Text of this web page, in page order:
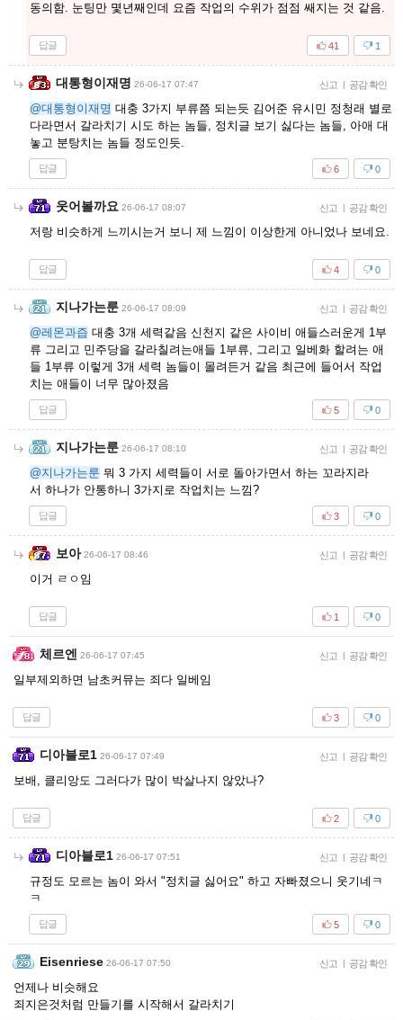
동의함. 눈팅만 몇년째인데 요즘 작업의 수위가 점점 쌔지는 것 같음.
답글 1
41
대통형이재명 26-06-17 07:47 신고 공감 확인
@대통형이재명 대충 3가지 부류쯤 되는듯 김어준 유시민 정청래 별로
다라면서 갈라치기 시도 하는 놈들, 정치글 보기 싫다는 놈들, 아애 대
놓고 분탕치는 놈들 정도인듯.
답글 0
6
웃어볼까요 26-06-17 08:07 신고 공감 확인
저랑 비슷하게 느끼시는거 보니 제 느낌이 이상한게 아니었나 보네요.
답글 0
4
지나가는룬 26-06-17 08:09 신고 공감 확인
@레몬과즙 대충 3개 세력같음 신천지 같은 사이비 애들스러운게 1부
류 그리고 민주당을 갈라칠려는애들 1부류, 그리고 일베화 할려는 애
들 1부류 이렇게 3개 세력 놈들이 몰려든거 같음 최근에 들어서 작업
치는 애들이 너무 많아졌음
답글 0
5
지나가는룬 26-06-17 08:10 신고 공감 확인
@지나가는룬 뭐 3 가지 세력들이 서로 돌아가면서 하는 꼬라지라
서 하나가 안통하니 3가지로 작업치는 느낌?
답글 0
3
보아 26-06-17 08:46 신고 공감 확인
이거 ㄹㅇ임
답글 0
1
체르엔 26-06-17 07:45 신고 공감 확인
일부제외하면 남초커뮤는 죄다 일베임
답글 0
3
디아블로1 26-06-17 07:49 신고 공감 확인
보배, 클리앙도 그러다가 많이 박살나지 않았나?
답글 0
2
디아블로1 26-06-17 07:51 신고 공감 확인
규정도 모르는 놈이 와서 "정치글 싫어요" 하고 자빠졌으니 웃기네ㅋ
ㅋ
답글 0
5
Eisenriese 26-06-17 07:50 신고 공감 확인
언제나 비슷해요
죄지은것처럼 만들기를 시작해서 갈라치기